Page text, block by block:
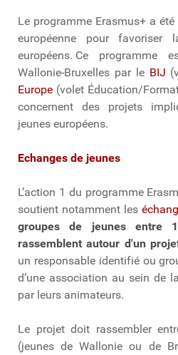
Le programme Erasmus+ a
européenne pour favoriser
européens. Ce programme
Wallonie-Bruxelles par le BIJ
Europe (volet Éducation/
concernent des projets
jeunes européens.
Echanges de jeunes
L’action 1 du programme
soutient notamment les
groupes de jeunes
rassemblent autour d'un
un responsable identifié ou
d’une association au sein de
par leurs animateurs.
Le projet doit rassembler
(jeunes de Wallonie ou de